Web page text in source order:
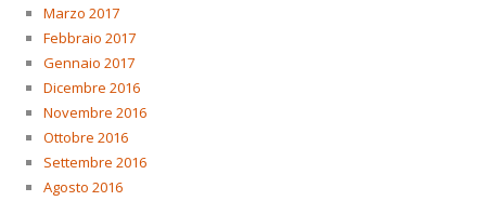
Marzo 2017
Febbraio 2017
Gennaio 2017
Dicembre 2016
Novembre 2016
Ottobre 2016
Settembre 2016
Agosto 2016